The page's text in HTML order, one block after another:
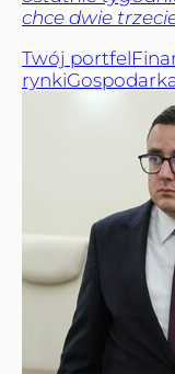
chce dwie
Twój portfel
rynki